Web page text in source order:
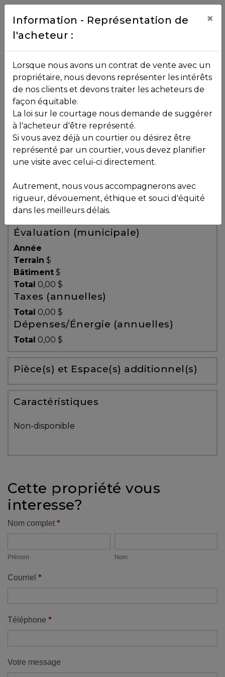
Contact
NOS
PROPRIÉTÉS
VOS
COURTIERS
Équipe
Partenaires
Témoignages
Blogue
ACHAT
Alerte
immobilière
Avec
un
courtier
vous
protégé!
outils
pour
financement
propriétaire
UNE
DÉCISION
!
de
démarrage
:
Toutes les propriétés
Vendu
, , ,
J8B 2C5
Voir plus de photos
Évaluation (municipale)
Année
Terrain $
Bâtiment $
Total 0,00 $
Taxes (annuelles)
Total 0,00 $
Dépenses/Énergie (annuelles)
Total 0,00 $
Pièce(s) et Espace(s) additionnel(s)
Caractéristiques
Non-disponible
Cette propriété vous
interesse?
Formulaire
Nom complet *
Prénom Nom
Courriel *
Téléphone *
Votre message
Information - Représentation de
l'acheteur :
×
Lorsque nous avons un contrat de vente avec un
propriétaire, nous devons représenter les intérêts
de nos clients et devons traiter les acheteurs de
façon équitable.
La loi sur le courtage nous demande de suggérer
à l'acheteur d'être représenté.
Si vous avez déjà un courtier ou désirez être
représenté par un courtier, vous devez planifier
une visite avec celui-ci directement.
Autrement, nous vous accompagnerons avec
rigueur, dévouement, éthique et souci d'équité
dans les meilleurs délais.